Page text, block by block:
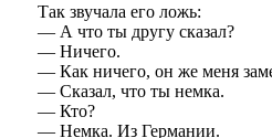
Так звучала его ложь:
— А что ты другу сказал?
— Ничего.
— Как ничего, он же меня
— Сказал, что ты немка.
— Кто?
— Немка. Из Германии.